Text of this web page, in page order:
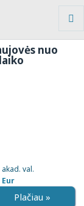
nuo
akad. val.
Eur
Plačiau »